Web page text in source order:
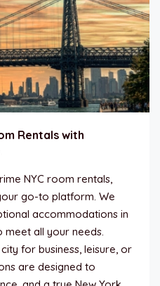
Rentals with
NYC room rentals,
go-to platform. We
accommodations in
all your needs.
for business, leisure, or
are designed to